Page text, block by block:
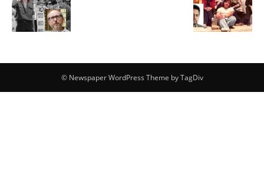
© Newspaper WordPress Theme by TagDiv